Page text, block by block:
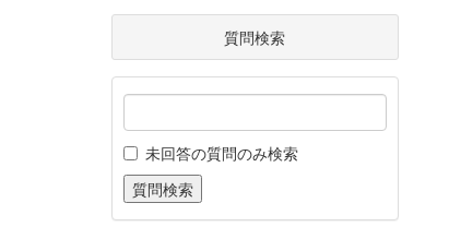
質問検索
未回答の質問のみ検索